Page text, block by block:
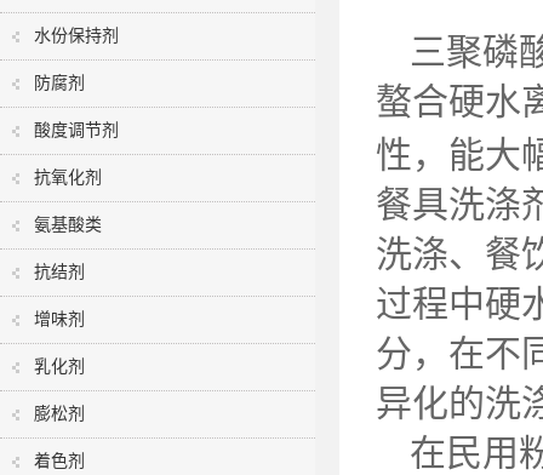
水份保持剂
防腐剂
酸度调节剂
抗氧化剂
氨基酸类
抗结剂
增味剂
乳化剂
膨松剂
着色剂
三聚磷
螯合硬水
性，能大
餐具洗涤
洗涤、餐
过程中硬
分，在不
异化的洗
在民用